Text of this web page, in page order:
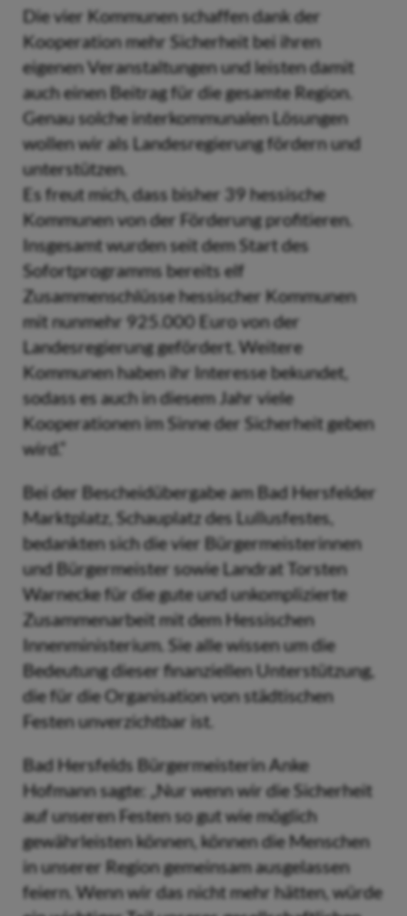
Die vier Kommunen schaffen dank der
Kooperation mehr Sicherheit bei ihren
eigenen Veranstaltungen und leisten damit
auch einen Beitrag für die gesamte Region.
Genau solche interkommunalen Lösungen
wollen wir als Landesregierung fördern und
unterstützen.
Es freut mich, dass bisher 39 hessische
Kommunen von der Förderung profitieren.
Insgesamt wurden seit dem Start des
Sofortprogramms bereits elf
Zusammenschlüsse hessischer Kommunen
mit nunmehr 925.000 Euro von der
Landesregierung gefördert. Weitere
Kommunen haben ihr Interesse bekundet,
sodass es auch in diesem Jahr viele
Kooperationen im Sinne der Sicherheit geben
wird.“
Bei der Bescheidübergabe am Bad Hersfelder
Marktplatz, Schauplatz des Lullusfestes,
bedankten sich die vier Bürgermeisterinnen
und Bürgermeister sowie Landrat Torsten
Warnecke für die gute und unkomplizierte
Zusammenarbeit mit dem Hessischen
Innenministerium. Sie alle wissen um die
Bedeutung dieser finanziellen Unterstützung,
die für die Organisation von städtischen
Festen unverzichtbar ist.
Bad Hersfelds Bürgermeisterin Anke
Hofmann sagte: „Nur wenn wir die Sicherheit
auf unseren Festen so gut wie möglich
gewährleisten können, können die Menschen
in unserer Region gemeinsam ausgelassen
feiern. Wenn wir das nicht mehr hätten, würde